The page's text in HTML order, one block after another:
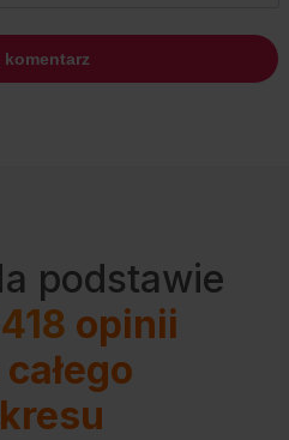
podstawie
opinii